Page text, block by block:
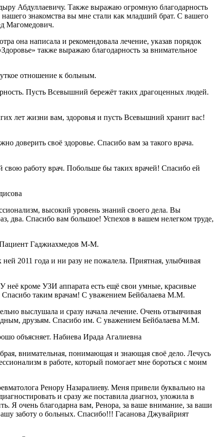
Абдуллаевичу. Также выражаю огромную благодарность
знакомства вы мне стали как младший брат. С вашего
Магомедович.
она написала и рекомендовала лечение, указав порядок
также выражаю благодарность за внимательное
отношение к больным.
Пусть Всевышний бережёт таких драгоценных людей.
лет жизни вам, здоровья и пусть Всевышний хранит вас!
доверить своё здоровье. Спасибо вам за такого врача.
работу врач. Побольше бы таких врачей! Спасибо ей
высокий уровень знаний своего дела. Вы
два. Спасибо вам большое! Успехов в вашем нелегком труде,
Пациент Гаджиахмедов М-М.
2011 года и ни разу не пожалела. Приятная, улыбчивая
кроме УЗИ аппарата есть ещё свои умные, красивые
Спасибо таким врачам! С уважением Бейбалаева М.М.
выслушала и сразу начала лечение. Очень отзывчивая
друзьям. Спасибо им. С уважением Бейбалаева М.М.
объясняет. Набиева Ирада Агалиевна
внимательная, понимающая и знающая своё дело. Лечусь
в работе, который помогает мне бороться с моим
Ренору Назаралиеву. Меня привели буквально на
и сразу же поставила диагноз, уложила в
Я очень благодарна вам, Ренора, за ваше внимание, за ваши
заботу о больных. Спасибо!!! Гасанова Джувайрият